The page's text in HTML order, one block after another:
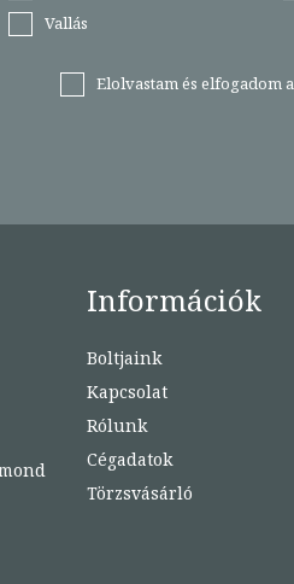
Vallás
Elolvastam és elfogadom
Információk
Boltjaink
Kapcsolat
Rólunk
Cégadatok
Törzsvásárló